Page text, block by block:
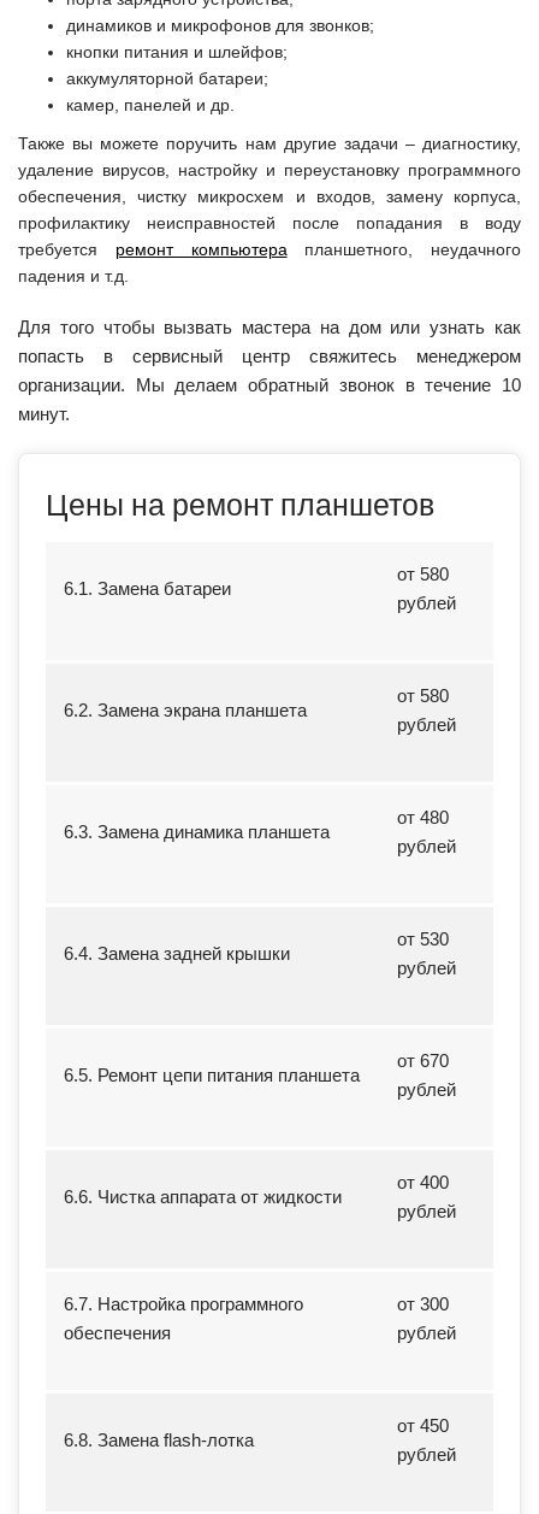
динамиков и микрофонов для звонков;
кнопки питания и шлейфов;
аккумуляторной батареи;
камер, панелей и др.
Также вы можете поручить нам другие задачи – диагностику,
удаление вирусов, настройку и переустановку программного
обеспечения, чистку микросхем и входов, замену корпуса,
профилактику неисправностей после попадания в воду
требуется ремонт компьютера планшетного, неудачного
падения и т.д.
Для того чтобы вызвать мастера на дом или узнать как
попасть в сервисный центр свяжитесь менеджером
организации. Мы делаем обратный звонок в течение 10
минут.
Цены на ремонт планшетов
6.1. Замена батареи
от 580
рублей
6.2. Замена экрана планшета
от 580
рублей
6.3. Замена динамика планшета
от 480
рублей
6.4. Замена задней крышки
от 530
рублей
6.5. Ремонт цепи питания планшета
от 670
рублей
6.6. Чистка аппарата от жидкости
от 400
рублей
6.7. Настройка программного
обеспечения
от 300
рублей
6.8. Замена flash-лотка
от 450
рублей